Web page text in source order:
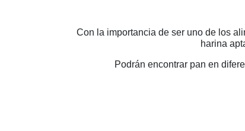
Con la importancia de ser uno de los
harina
Podrán encontrar pan en